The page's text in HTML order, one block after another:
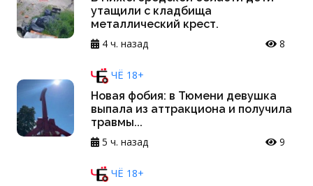
утащили с кладбища
металлический крест.
4 ч. назад
8
ЧЁ 18+
Новая фобия: в Тюмени девушка
выпала из аттракциона и получила
травмы...
5 ч. назад
9
ЧЁ 18+